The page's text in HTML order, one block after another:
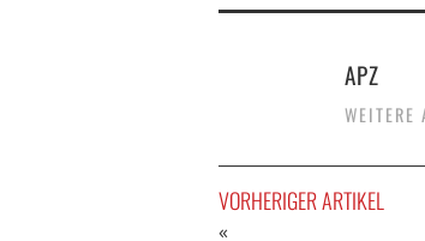
APZ
WEITERE
VORHERIGER ARTIKEL
«